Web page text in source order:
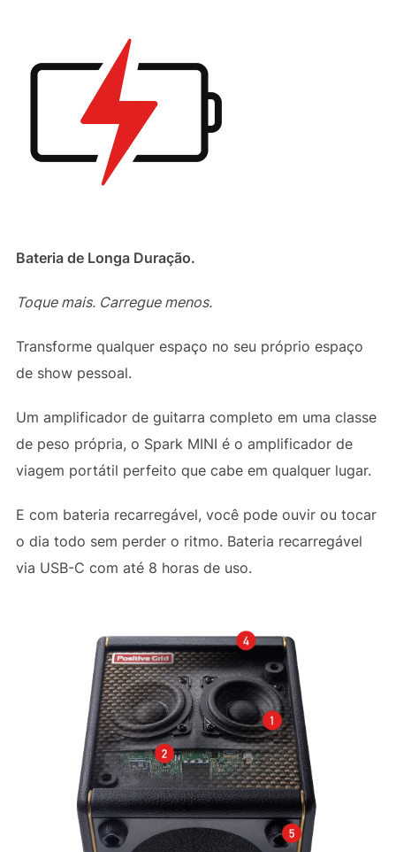
Bateria de Longa Duração.
Toque mais. Carregue menos.
Transforme qualquer espaço no seu próprio espaço
de show pessoal.
Um amplificador de guitarra completo em uma classe
de peso própria, o Spark MINI é o amplificador de
viagem portátil perfeito que cabe em qualquer lugar.
E com bateria recarregável, você pode ouvir ou tocar
o dia todo sem perder o ritmo. Bateria recarregável
via USB-C com até 8 horas de uso.